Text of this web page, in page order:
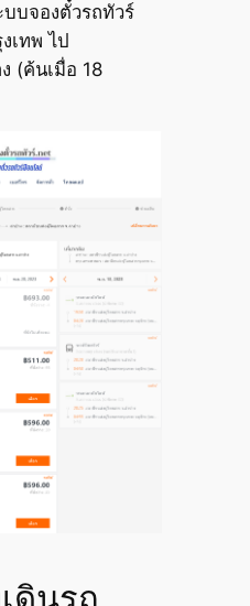
บจองตั๋วรถทัวร์
เทพ ไป
(ค้นเมื่อ 18